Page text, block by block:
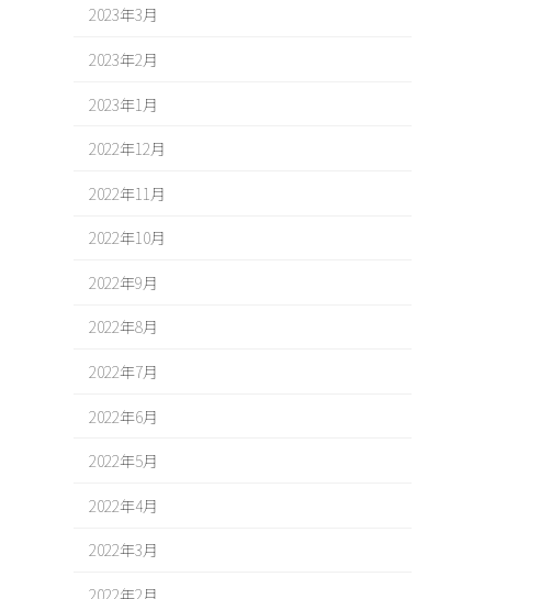
2023年3月
2023年2月
2023年1月
2022年12月
2022年11月
2022年10月
2022年9月
2022年8月
2022年7月
2022年6月
2022年5月
2022年4月
2022年3月